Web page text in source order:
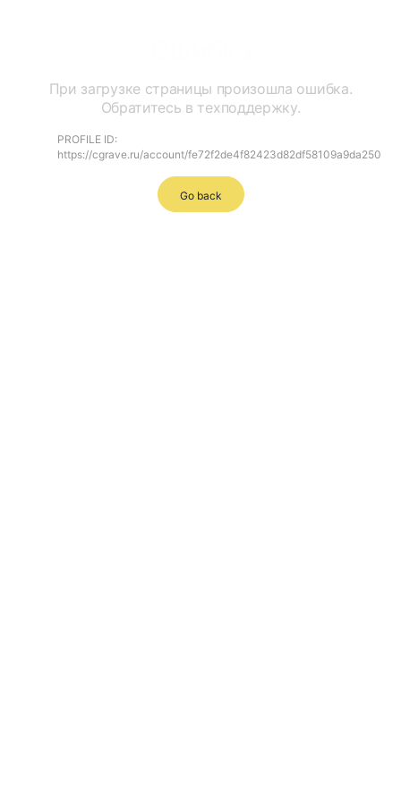
При загрузке страницы произошла ошибка.
Обратитесь в техподдержку.
PROFILE ID:
https://cgrave.ru/account/fe72f2de4f82423d82df58109a9da250
Go back